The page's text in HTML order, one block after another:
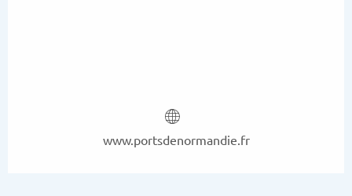
www.portsdenormandie.fr